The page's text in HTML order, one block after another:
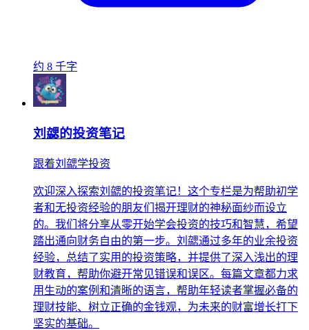
约 8 千字
刘勰的投资笔记
跟着刘勰学投资
欢迎深入探索刘勰的投资笔记！这个专栏是为帮助初学
者和无投资经验的朋友们揭开理财的神秘面纱而设立
的。我们将分享从零开始学会投资的技巧和智慧，希望
踏出通向财务自由的第一步。刘勰通过多年的业余投资
经验，总结了实用的投资策略，并提供了深入浅出的理
财教育，帮助你避开常见错误和误区。每篇文章都力求
用生动的案例和清晰的语言，帮助年轻读者掌握必备的
理财技能、树立正确的金钱观，为未来的财富增长打下
坚实的基础。